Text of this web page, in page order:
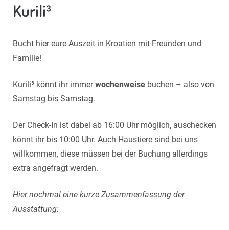
Kurili³
Bucht hier eure Auszeit in Kroatien mit Freunden und
Familie!
Kurili³ könnt ihr immerwochenweise buchen – also von
Samstag bis Samstag.
Der Check-In ist dabei ab 16:00 Uhr möglich, auschecken
könnt ihr bis 10:00 Uhr. Auch Haustiere sind bei uns
willkommen, diese müssen bei der Buchung allerdings
extra angefragt werden.
Hier nochmal eine kurze Zusammenfassung der
Ausstattung: